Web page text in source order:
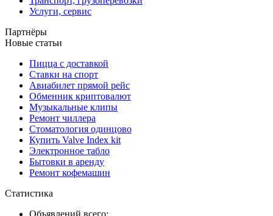
Услуги, сервис
Партнёры
Новые статьи
Пицца с доставкой
Ставки на спорт
Авиабилет прямой рейс
Обменник криптовалют
Музыкальные клипы
Ремонт чиллера
Стоматология одинцово
Купить Valve Index kit
Электронное табло
Бытовки в аренду
Ремонт кофемашин
Статистика
Объявлений всего: